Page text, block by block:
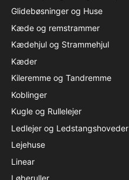
Glidebøsninger og Huse
Kæde og remstrammer
Kædehjul og Strammehjul
Kæder
Kileremme og Tandremme
Koblinger
Kugle og Rullelejer
Ledlejer og Ledstangshoveder
Lejehuse
Linear
Løberuller